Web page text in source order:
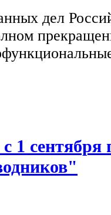
дел
1 сентября